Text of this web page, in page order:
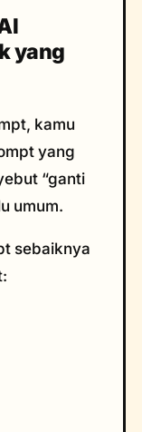
yang
kamu
yang
“ganti
umum.
sebaiknya